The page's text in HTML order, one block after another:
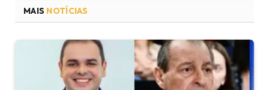
MAIS NOTÍCIAS